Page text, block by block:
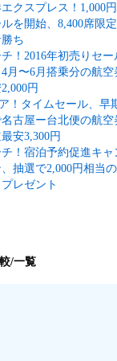
クスプレス！1,000
を開始、8,400席限
ち
チ！2016年初売りセー
月〜6月搭乗分の航空
円
！タイムセール、早
古屋ー台北便の航空
安3,300円
チ！宿泊予約促進キャ
抽選で2,000円相当
レゼント
/一覧